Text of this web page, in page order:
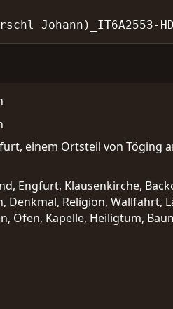
Johann)_IT6A2553-
einem Ortsteil von Töging
Engfurt, Klausenkirche,
Denkmal, Religion, Wallfahrt,
Ofen, Kapelle, Heiligtum,